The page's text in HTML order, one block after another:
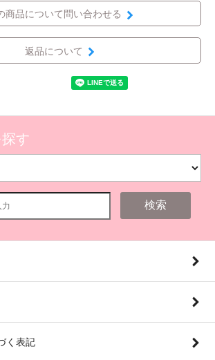
商品について問い合わせる
返品について
す
検索
く表記